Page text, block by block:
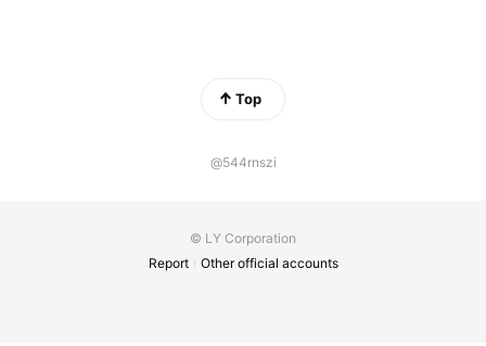
Top
@544rnszi
© LY Corporation
Report
Other official accounts